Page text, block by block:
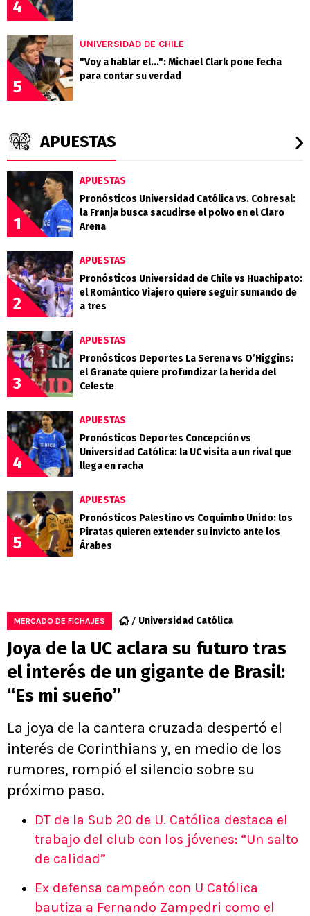
4
5
UNIVERSIDAD DE CHILE
"Voy a hablar el...": Michael Clark pone fecha
para contar su verdad
APUESTAS
1
APUESTAS
Pronósticos Universidad Católica vs. Cobresal:
la Franja busca sacudirse el polvo en el Claro
Arena
2
APUESTAS
Pronósticos Universidad de Chile vs Huachipato:
el Romántico Viajero quiere seguir sumando de
a tres
3
APUESTAS
Pronósticos Deportes La Serena vs O’Higgins:
el Granate quiere profundizar la herida del
Celeste
4
APUESTAS
Pronósticos Deportes Concepción vs
Universidad Católica: la UC visita a un rival que
llega en racha
5
APUESTAS
Pronósticos Palestino vs Coquimbo Unido: los
Piratas quieren extender su invicto ante los
Árabes
MERCADO DE FICHAJES Universidad Católica
Joya de la UC aclara su futuro tras
el interés de un gigante de Brasil:
“Es mi sueño”
La joya de la cantera cruzada despertó el
interés de Corinthians y, en medio de los
rumores, rompió el silencio sobre su
próximo paso.
DT de la Sub 20 de U. Católica destaca el
trabajo del club con los jóvenes: “Un salto
de calidad”
Ex defensa campeón con U Católica
bautiza a Fernando Zampedri como el